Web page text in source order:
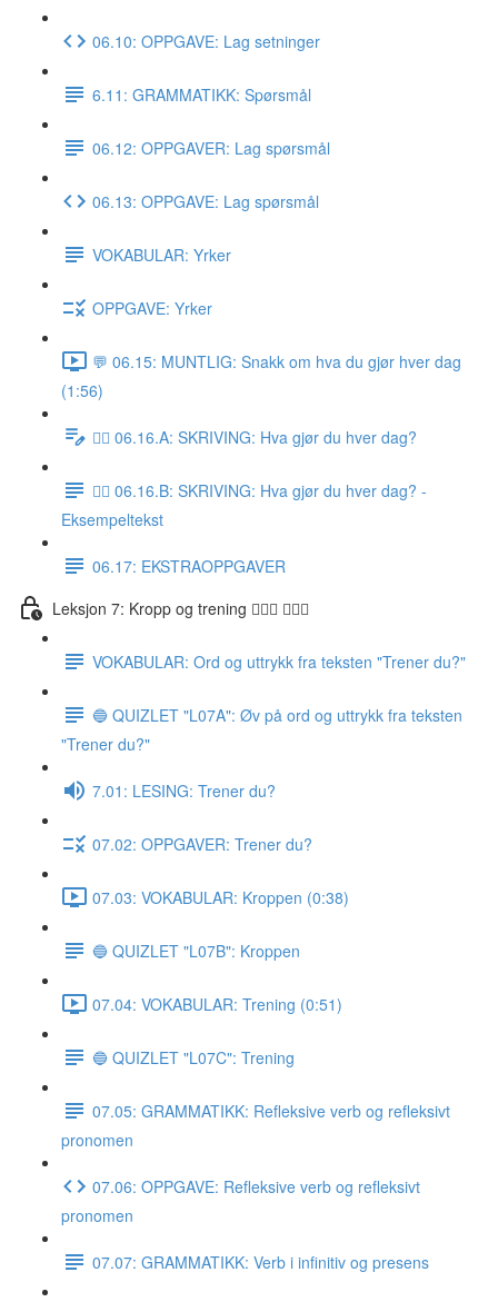
06.10: OPPGAVE: Lag setninger
6.11: GRAMMATIKK: Spørsmål
06.12: OPPGAVER: Lag spørsmål
06.13: OPPGAVE: Lag spørsmål
VOKABULAR: Yrker
OPPGAVE: Yrker
💬 06.15: MUNTLIG: Snakk om hva du gjør hver dag
(1:56)
✍🏼 06.16.A: SKRIVING: Hva gjør du hver dag?
✍🏼 06.16.B: SKRIVING: Hva gjør du hver dag? -
Eksempeltekst
06.17: EKSTRAOPPGAVER
Leksjon 7: Kropp og trening 🚶🏼‍♀️ 🏋🏽‍♀️
VOKABULAR: Ord og uttrykk fra teksten "Trener du?"
🔵 QUIZLET "L07A": Øv på ord og uttrykk fra teksten
"Trener du?"
7.01: LESING: Trener du?
07.02: OPPGAVER: Trener du?
07.03: VOKABULAR: Kroppen (0:38)
🔵 QUIZLET "L07B": Kroppen
07.04: VOKABULAR: Trening (0:51)
🔵 QUIZLET "L07C": Trening
07.05: GRAMMATIKK: Refleksive verb og refleksivt
pronomen
07.06: OPPGAVE: Refleksive verb og refleksivt
pronomen
07.07: GRAMMATIKK: Verb i infinitiv og presens